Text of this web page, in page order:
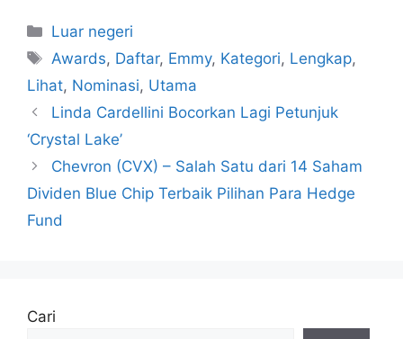
Kategori
Luar negeri
Tag
Awards, Daftar, Emmy, Kategori, Lengkap,
Lihat, Nominasi, Utama
Linda Cardellini Bocorkan Lagi Petunjuk
‘Crystal Lake’
Chevron (CVX) – Salah Satu dari 14 Saham
Dividen Blue Chip Terbaik Pilihan Para Hedge
Fund
Cari